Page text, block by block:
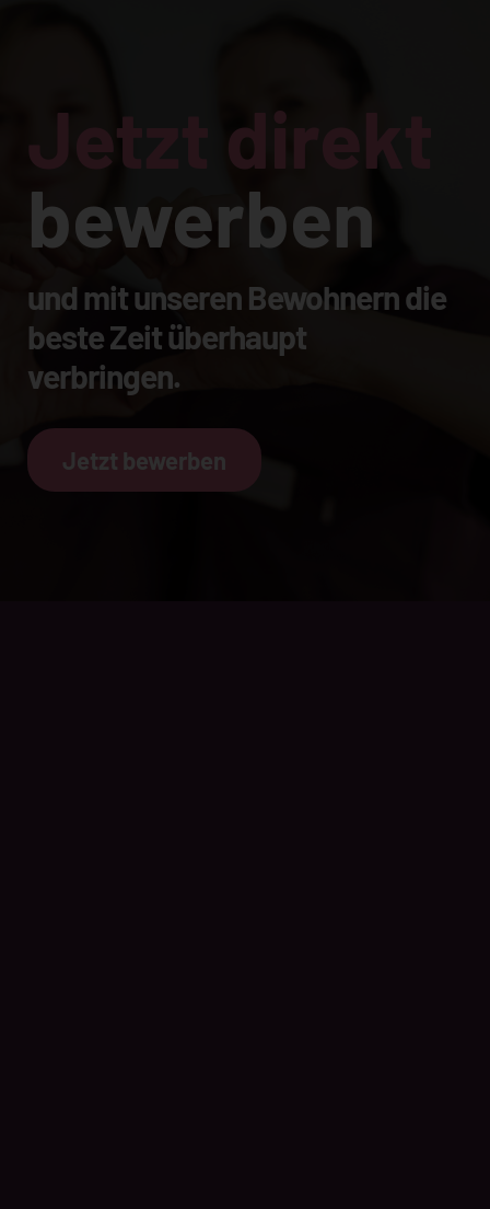
Jetzt direkt
bewerben
und mit unseren Bewohnern die
beste Zeit überhaupt
verbringen.
Jetzt bewerben